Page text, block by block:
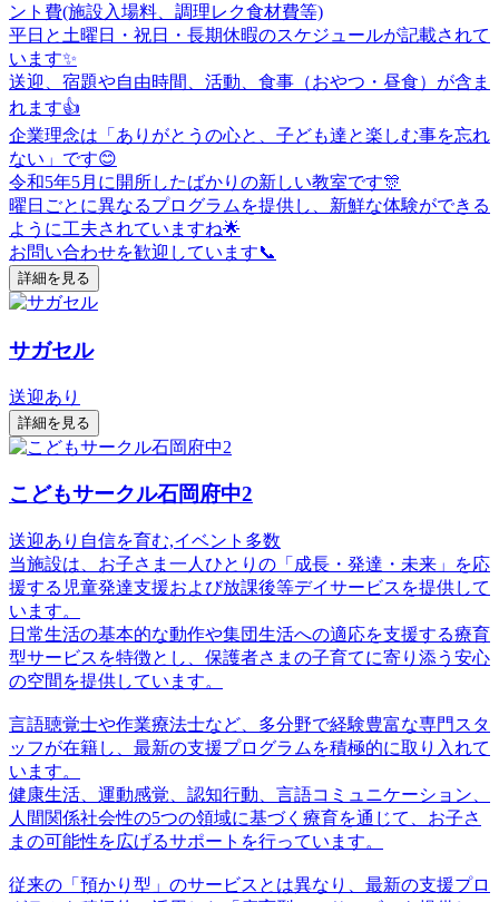
ント費(施設入場料、調理レク食材費等)
平日と土曜日・祝日・長期休暇のスケジュールが記載されて
います✨
送迎、宿題や自由時間、活動、食事（おやつ・昼食）が含ま
れます👍
企業理念は「ありがとうの心と、子ども達と楽しむ事を忘れ
ない」です😊
令和5年5月に開所したばかりの新しい教室です🎊
曜日ごとに異なるプログラムを提供し、新鮮な体験ができる
ように工夫されていますね🌟
お問い合わせを歓迎しています📞
詳細を見る
サガセル
送迎あり
詳細を見る
こどもサークル石岡府中2
送迎あり 自信を育む,イベント多数
当施設は、お子さま一人ひとりの「成長・発達・未来」を応
援する児童発達支援および放課後等デイサービスを提供して
います。
日常生活の基本的な動作や集団生活への適応を支援する療育
型サービスを特徴とし、保護者さまの子育てに寄り添う安心
の空間を提供しています。
言語聴覚士や作業療法士など、多分野で経験豊富な専門スタ
ッフが在籍し、最新の支援プログラムを積極的に取り入れて
います。
健康生活、運動感覚、認知行動、言語コミュニケーション、
人間関係社会性の5つの領域に基づく療育を通じて、お子さ
まの可能性を広げるサポートを行っています。
従来の「預かり型」のサービスとは異なり、最新の支援プロ